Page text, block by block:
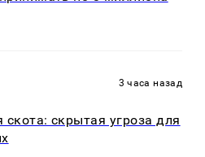
3 часа назад
скота: скрытая угроза для